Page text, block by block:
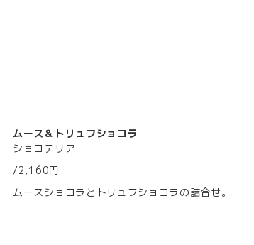
ムース＆トリュフショコラ
ショコテリア
/2,160円
ムースショコラとトリュフショコラの詰合せ。